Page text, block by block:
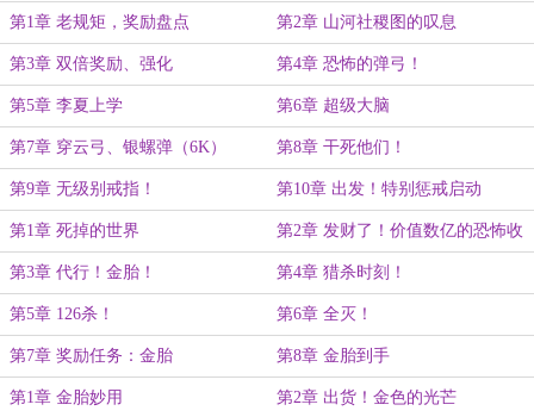
第1章 老规矩，奖励盘点 第2章 山河社稷图的叹息
第3章 双倍奖励、强化 第4章 恐怖的弹弓！
第5章 李夏上学 第6章 超级大脑
第7章 穿云弓、银螺弹（6K） 第8章 干死他们！
第9章 无级别戒指！ 第10章 出发！特别惩戒启动
第1章 死掉的世界 第2章 发财了！价值数亿的恐怖收
益！
第3章 代行！金胎！ 第4章 猎杀时刻！
第5章 126杀！ 第6章 全灭！
第7章 奖励任务：金胎 第8章 金胎到手
第1章 金胎妙用 第2章 出货！金色的光芒